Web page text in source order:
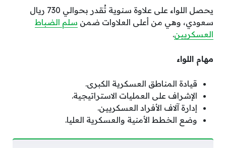
يحصل اللواء على علاوة سنوية تُقدر بحوالي 730 ريال
سعودي، وهي من أعلى العلاوات ضمن سلم الضباط
العسكريين.
مهام اللواء
قيادة المناطق العسكرية الكبرى.
الإشراف على العمليات الاستراتيجية.
إدارة آلاف الأفراد العسكريين.
وضع الخطط الأمنية والعسكرية العليا.